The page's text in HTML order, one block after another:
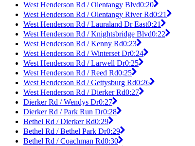
West Henderson Rd / Olentangy Blvd0:20
West Henderson Rd / Olentangy River Rd0:21
West Henderson Rd / Lauraland Dr East0:21
West Henderson Rd / Knightsbridge Blvd0:22
West Henderson Rd / Kenny Rd0:23
West Henderson Rd / Winterset Dr0:24
West Henderson Rd / Larwell Dr0:25
West Henderson Rd / Reed Rd0:25
West Henderson Rd / Gettysburg Rd0:26
West Henderson Rd / Dierker Rd0:27
Dierker Rd / Wendys Dr0:27
Dierker Rd / Park Run Dr0:28
Bethel Rd / Dierker Rd0:29
Bethel Rd / Bethel Park Dr0:29
Bethel Rd / Coachman Rd0:30